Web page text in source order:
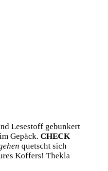
Lesestoff gebunkert
Gepäck. CHECK
quetscht sich
Koffers! Thekla